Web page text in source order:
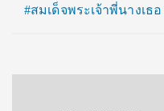
#สมเด็จพระเจ้าพี่นางเธอ